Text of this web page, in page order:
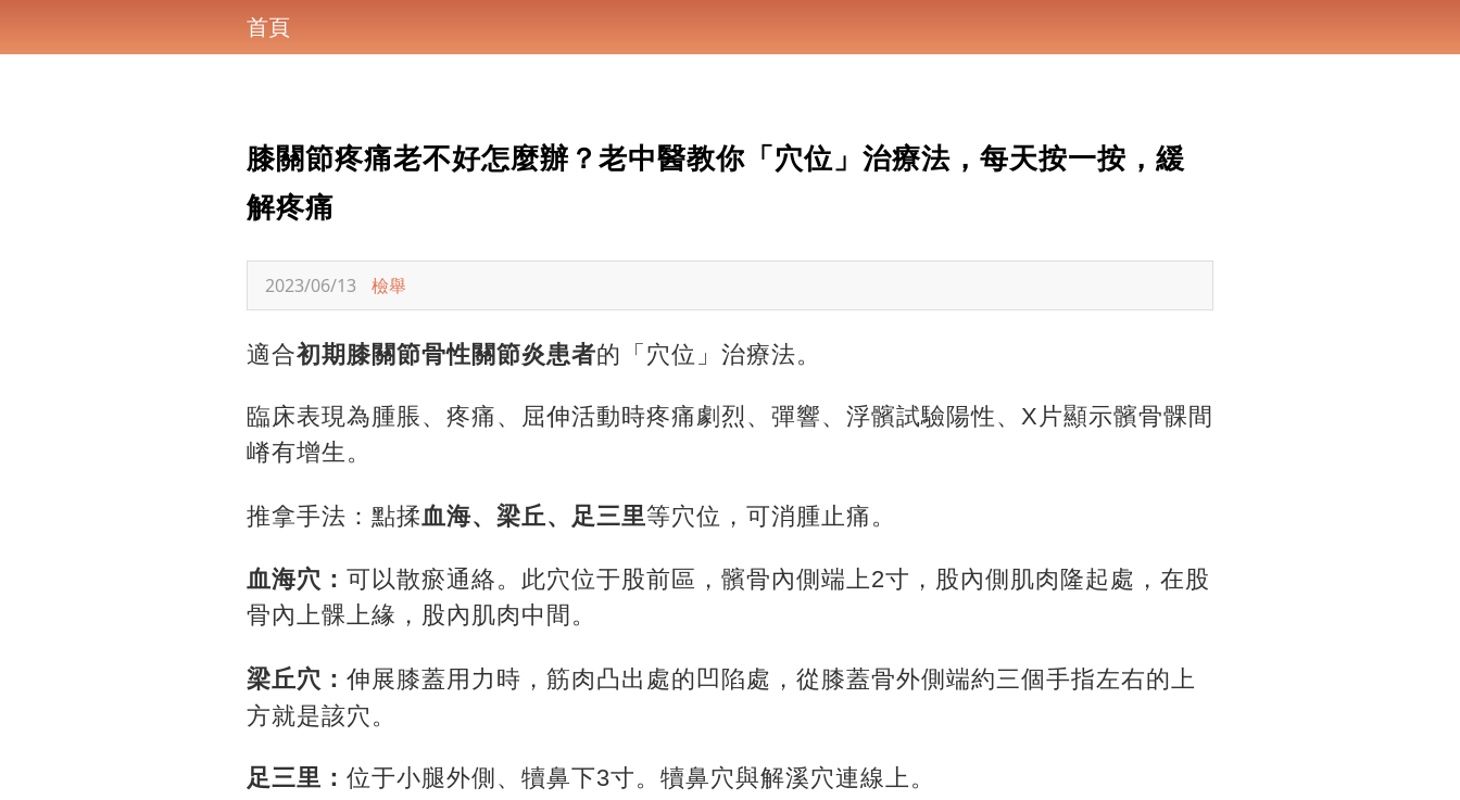
首頁
膝關節疼痛老不好怎麼辦？老中醫教你「穴位」治療法，每天按一按，緩
解疼痛
2023/06/13 檢舉
適合初期膝關節骨性關節炎患者的「穴位」治療法。
臨床表現為腫脹、疼痛、屈伸活動時疼痛劇烈、彈響、浮髕試驗陽性、X片顯示髕骨髁間
嵴有增生。
推拿手法：點揉血海、梁丘、足三里等穴位，可消腫止痛。
血海穴： 可以散瘀通絡。此穴位于股前區，髕骨內側端上2寸，股內側肌肉隆起處，在股
骨內上髁上緣，股內肌肉中間。
梁丘穴： 伸展膝蓋用力時， 筋肉凸出處的凹陷處，從膝蓋骨外側端約三個手指左右的上
方就是該穴。
足三里： 位于小腿外側、犢鼻下3寸。犢鼻穴與解溪穴連線上。